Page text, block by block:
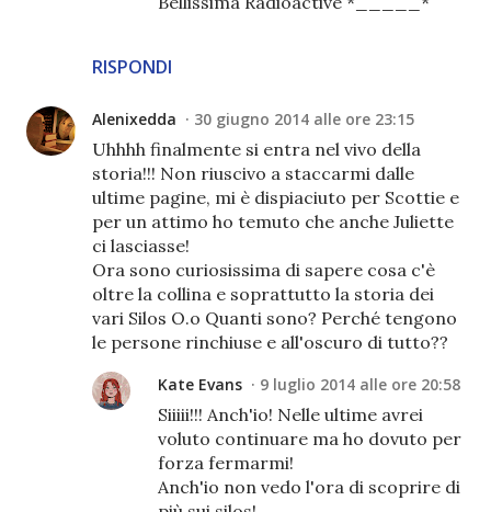
RISPONDI
Alenixedda 30 giugno 2014 alle ore 23:15
Uhhhh finalmente si entra nel vivo della
storia!!! Non riuscivo a staccarmi dalle
ultime pagine, mi è dispiaciuto per Scottie e
per un attimo ho temuto che anche Juliette
ci lasciasse!
Ora sono curiosissima di sapere cosa c'è
oltre la collina e soprattutto la storia dei
vari Silos O.o Quanti sono? Perché tengono
le persone rinchiuse e all'oscuro di tutto??
Kate Evans 9 luglio 2014 alle ore 20:58
Siiiii!!! Anch'io! Nelle ultime avrei
voluto continuare ma ho dovuto per
forza fermarmi!
Anch'io non vedo l'ora di scoprire di